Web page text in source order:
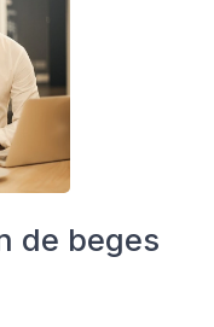
de beges